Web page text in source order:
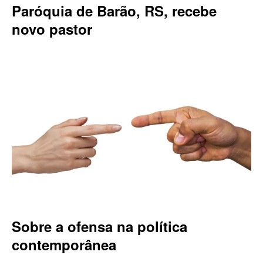
Paróquia de Barão, RS, recebe
novo pastor
Sobre a ofensa na política
contemporânea